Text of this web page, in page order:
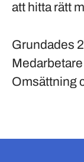
att hitta rätt
Grundades
Medarbetare
Omsättning